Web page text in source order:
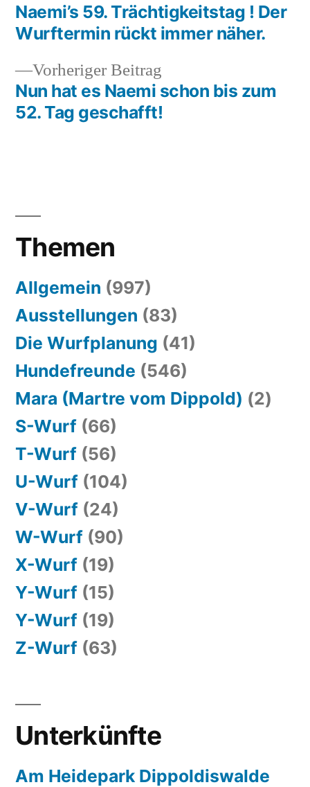
Beitragsnavigation
Vorheriger Beitrag
Beitrag:
Nun hat es Naemi schon bis zum
52. Tag geschafft!
Beitrag:
Naemi’s 59. Trächtigkeitstag ! Der
Wurftermin rückt immer näher.
Themen
Allgemein (997)
Ausstellungen (83)
Die Wurfplanung (41)
Hundefreunde (546)
Mara (Martre vom Dippold) (2)
S-Wurf (66)
T-Wurf (56)
U-Wurf (104)
V-Wurf (24)
W-Wurf (90)
X-Wurf (19)
Y-Wurf (15)
Y-Wurf (19)
Z-Wurf (63)
Unterkünfte
Am Heidepark Dippoldiswalde